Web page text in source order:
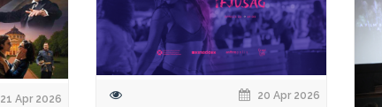
21 Apr 2026 20 Apr 2026